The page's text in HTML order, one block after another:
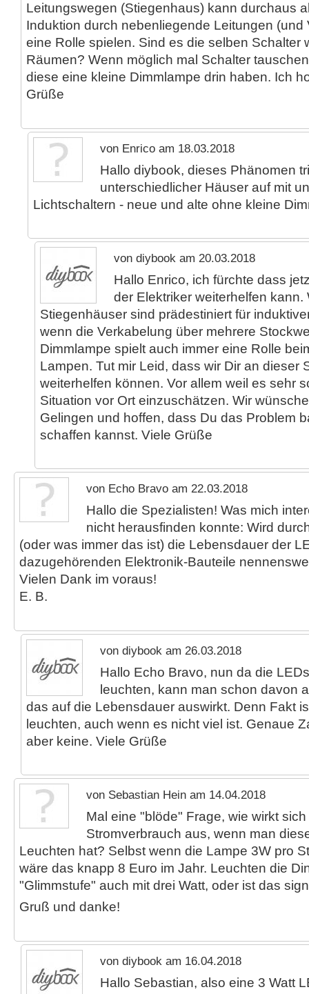
Leitungswegen (Stiegenhaus) kann durchaus
Induktion durch nebenliegende Leitungen (und
eine Rolle spielen. Sind es die selben Schalter
Räumen? Wenn möglich mal Schalter
diese eine kleine Dimmlampe drin haben. Ich
Grüße
von Enrico am 18.03.2018
Hallo diybook, dieses Phänomen
unterschiedlicher Häuser auf mit
Lichtschaltern - neue und alte ohne kleine
von diybook am 20.03.2018
Hallo Enrico, ich fürchte dass
der Elektriker weiterhelfen kann.
Stiegenhäuser sind prädestiniert für
wenn die Verkabelung über mehrere
Dimmlampe spielt auch immer eine Rolle
Lampen. Tut mir Leid, dass wir Dir an dieser
weiterhelfen können. Vor allem weil es sehr
Situation vor Ort einzuschätzen. Wir
Gelingen und hoffen, dass Du das Problem
schaffen kannst. Viele Grüße
von Echo Bravo am 22.03.2018
Hallo die Spezialisten! Was mich
nicht herausfinden konnte: Wird
(oder was immer das ist) die Lebensdauer der
dazugehörenden Elektronik-Bauteile
Vielen Dank im voraus!
E. B.
von diybook am 26.03.2018
Hallo Echo Bravo, nun da die
leuchten, kann man schon davon
das auf die Lebensdauer auswirkt. Denn Fakt
leuchten, auch wenn es nicht viel ist. Genaue
aber keine. Viele Grüße
von Sebastian Hein am 14.04.2018
Mal eine "blöde" Frage, wie wirkt
Stromverbrauch aus, wenn man
Leuchten hat? Selbst wenn die Lampe 3W pro
wäre das knapp 8 Euro im Jahr. Leuchten die
"Glimmstufe" auch mit drei Watt, oder ist das
Gruß und danke!
von diybook am 16.04.2018
Hallo Sebastian, also eine 3 Watt